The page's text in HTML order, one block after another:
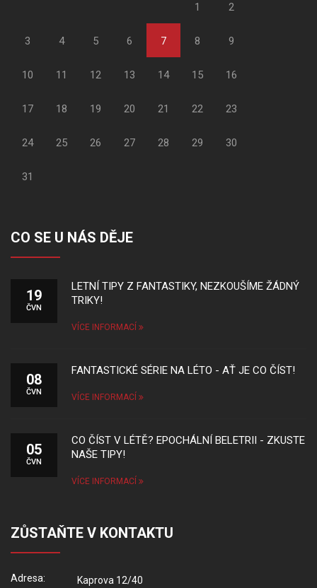
1 2
3 4 5 6 7 8 9
10 11 12 13 14 15 16
17 18 19 20 21 22 23
24 25 26 27 28 29 30
31
CO SE U NÁS DĚJE
19
ČVN
LETNÍ TIPY Z FANTASTIKY, NEZKOUŠÍME ŽÁDNÝ
TRIKY!
VÍCE INFORMACÍ
08
ČVN
FANTASTICKÉ SÉRIE NA LÉTO - AŤ JE CO ČÍST!
VÍCE INFORMACÍ
05
ČVN
CO ČÍST V LÉTĚ? EPOCHÁLNÍ BELETRII - ZKUSTE
NAŠE TIPY!
VÍCE INFORMACÍ
ZŮSTAŇTE V KONTAKTU
Adresa:
Kaprova 12/40